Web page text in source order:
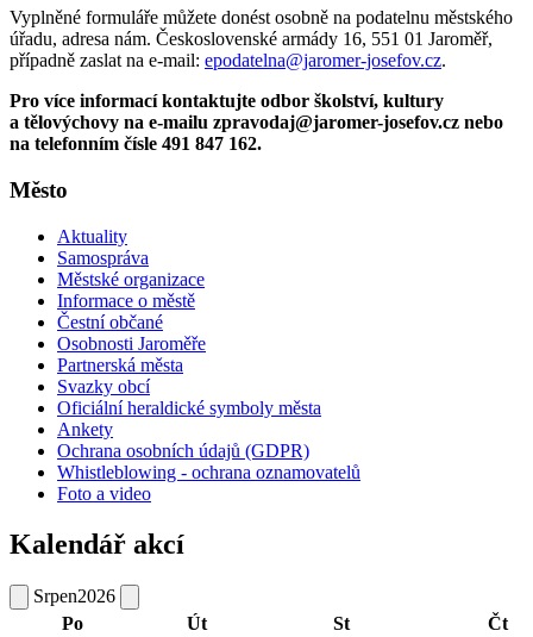
Vyplněné formuláře můžete donést osobně na podatelnu městského
úřadu, adresa nám. Československé armády 16, 551 01 Jaroměř,
případně zaslat na e-mail: epodatelna@jaromer-josefov.cz.
Pro více informací kontaktujte odbor školství, kultury
a tělovýchovy na e-mailu zpravodaj@jaromer-josefov.cz nebo
na telefonním čísle 491 847 162.
Město
Aktuality
Samospráva
Městské organizace
Informace o městě
Čestní občané
Osobnosti Jaroměře
Partnerská města
Svazky obcí
Oficiální heraldické symboly města
Ankety
Ochrana osobních údajů (GDPR)
Whistleblowing - ochrana oznamovatelů
Foto a video
Kalendář akcí
Srpen2026
Po
Út St Čt